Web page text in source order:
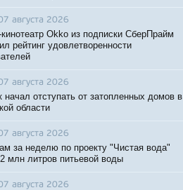
августа 2026
Okko из подписки СберПрайм
рейтинг удовлетворенности
августа 2026
начал отступать от затопленных домов в
области
августа 2026
за неделю по проекту "Чистая вода"
млн литров питьевой воды
августа 2026